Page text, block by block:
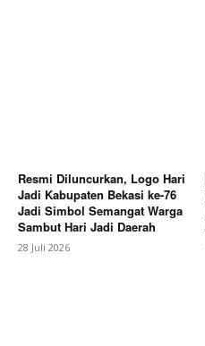
Contact us
Subscription Plans
My account
Resmi Diluncurkan, Logo Hari
Jadi Kabupaten Bekasi ke-76
Jadi Simbol Semangat Warga
Sambut Hari Jadi Daerah
28 Juli 2026